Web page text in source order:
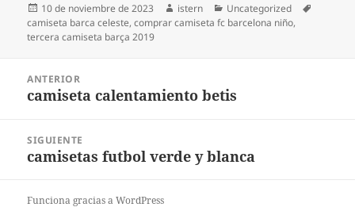
Publicado
el
10 de noviembre de 2023 Autor
istern Categorías
Uncategorized
camiseta barca celeste,comprar camiseta fc barcelona niño,
tercera camiseta barça 2019
entradas
ANTERIOR
Entrada
camiseta calentamiento betis
SIGUIENTE
Entrada
camisetas futbol verde y blanca
Funciona gracias a WordPress